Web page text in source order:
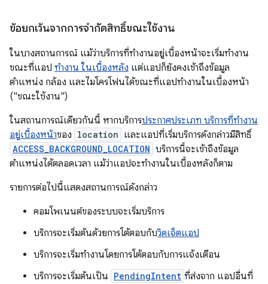
ข้อยกเว้นจากการจำกัดสิทธิ์ขณะใช้งาน
ในบางสถานการณ์ แม้ว่าบริการที่ทำงานอยู่เบื้องหน้าจะเริ่มทำงาน
ขณะที่แอป ทำงาน ในเบื้องหลัง แต่แอปก็ยังคงเข้าถึงข้อมูล
ตำแหน่ง กล้อง และไมโครโฟนได้ขณะที่แอปทำงานในเบื้องหน้า
("ขณะใช้งาน")
ในสถานการณ์เดียวกันนี้ หากบริการประกาศประเภท บริการที่ทำงาน
อยู่เบื้องหน้าของ location และแอปที่เริ่มบริการดังกล่าวมีสิทธิ์
ACCESS_BACKGROUND_LOCATION บริการนี้จะเข้าถึงข้อมูล
ตำแหน่งได้ตลอดเวลา แม้ว่าแอปจะทำงานในเบื้องหลังก็ตาม
รายการต่อไปนี้แสดงสถานการณ์ดังกล่าว
คอมโพเนนต์ของระบบจะเริ่มบริการ
บริการจะเริ่มต้นด้วยการโต้ตอบกับวิดเจ็ตแอป
บริการจะเริ่มทำงานโดยการโต้ตอบกับการแจ้งเตือน
บริการจะเริ่มต้นเป็น PendingIntent ที่ส่งจาก แอปอื่นที่